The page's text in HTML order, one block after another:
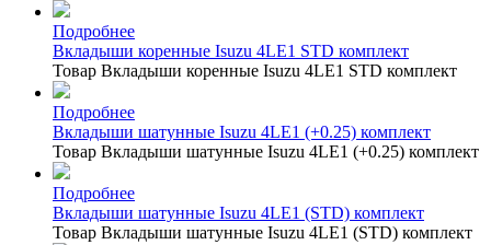
Подробнее
Вкладыши коренные Isuzu 4LE1 STD комплект
Товар Вкладыши коренные Isuzu 4LE1 STD комплект
Подробнее
Вкладыши шатунные Isuzu 4LE1 (+0.25) комплект
Товар Вкладыши шатунные Isuzu 4LE1 (+0.25) комплект
Подробнее
Вкладыши шатунные Isuzu 4LE1 (STD) комплект
Товар Вкладыши шатунные Isuzu 4LE1 (STD) комплект